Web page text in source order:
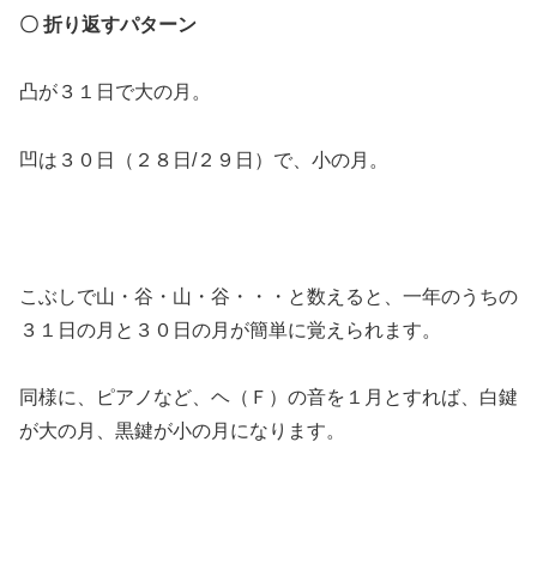
〇 折り返すパターン
凸が３１日で大の月。
凹は３０日（２８日/２９日）で、小の月。
こぶしで山・谷・山・谷・・・と数えると、一年のうちの
３１日の月と３０日の月が簡単に覚えられます。
同様に、ピアノなど、ヘ（Ｆ）の音を１月とすれば、白鍵
が大の月、黒鍵が小の月になります。